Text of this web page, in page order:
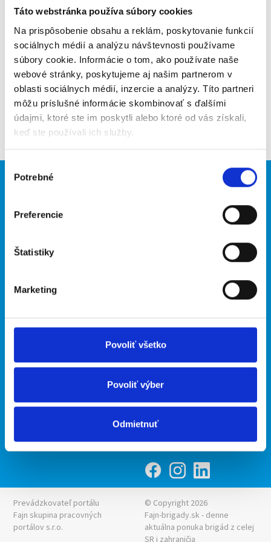
Táto webstránka používa súbory cookies
Na prispôsobenie obsahu a reklám, poskytovanie funkcií
sociálnych médií a analýzu návštevnosti používame
súbory cookie. Informácie o tom, ako používate naše
webové stránky, poskytujeme aj našim partnerom v
oblasti sociálnych médií, inzercie a analýzy. Títo partneri
môžu príslušné informácie skombinovať s ďalšími
údajmi, ktoré ste im poskytli alebo ktoré od vás získali,
keď ste používali ich služby.
súhlasu
Potrebné
Preferencie
Štatistiky
Marketing
Povoliť všetko
Povoliť výber
Odmietnuť
Poslať na email
Upozorniť na inzerát
Pridať do obľúbených
Späť
Nové brigády
Kontakt
Podmienky
Zásady ochrany osobných
údajov
INwork.cz
Fajn práce
Fajn-brigady.sk
Prevádzkovateľ portálu
Fajn skupina pracovných
portálov s.r.o.
© Copyright 2026
Fajn-brigady.sk - denne
aktuálna ponuka brigád z celej
SR i zahraničia